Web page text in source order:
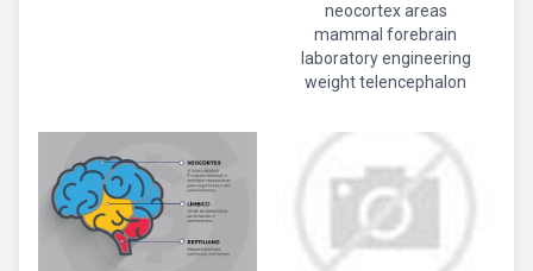
neocortex areas
mammal forebrain
laboratory engineering
weight telencephalon